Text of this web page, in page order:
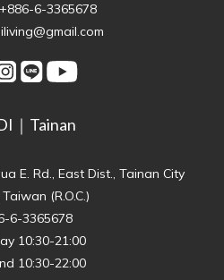
6-3365678
｜Tainan
E. Rd., East Dist., Tainan City
(R.O.C.)
6-3365678
10:30-21:00
10:30-22:00